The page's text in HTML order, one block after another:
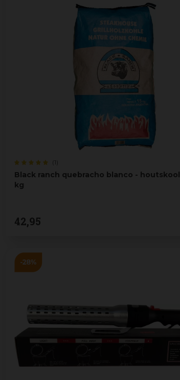
Black ranch quebracho blanco - houtskool zak 15
kg
(1)
42,95